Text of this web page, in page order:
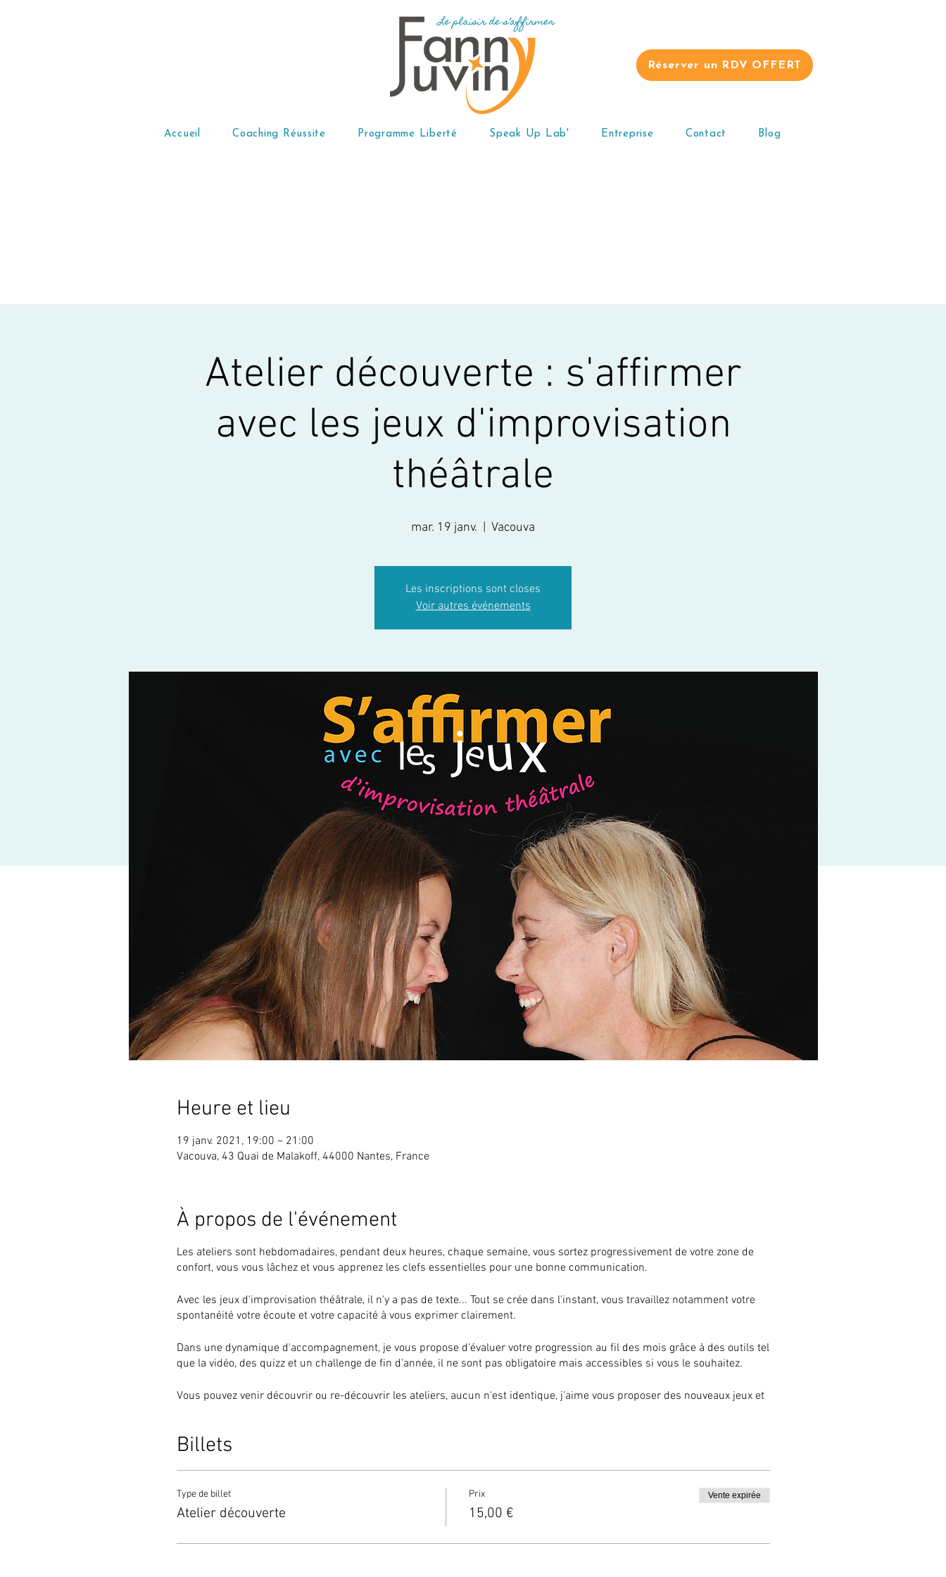
Réserver un RDV OFFERT
Accueil Coaching Réussite Programme Liberté Speak Up Lab' Entreprise Contact Blog
Atelier découverte : s'affirmer
avec les jeux d'improvisation
théâtrale
mar. 19 janv. Vacouva
Les inscriptions sont closes
Voir autres événements
Heure et lieu
19 janv. 2021, 19:00 – 21:00
Vacouva, 43 Quai de Malakoff, 44000 Nantes, France
À propos de l'événement
Les ateliers sont hebdomadaires, pendant deux heures, chaque semaine, vous sortez progressivement de votre zone de
confort, vous vous lâchez et vous apprenez les clefs essentielles pour une bonne communication.
Avec les jeux d'improvisation théâtrale, il n'y a pas de texte... Tout se crée dans l'instant, vous travaillez notamment votre
spontanéité votre écoute et votre capacité à vous exprimer clairement.
Dans une dynamique d'accompagnement, je vous propose d'évaluer votre progression au fil des mois grâce à des outils tel
que la vidéo, des quizz et un challenge de fin d'année, il ne sont pas obligatoire mais accessibles si vous le souhaitez.
Vous pouvez venir découvrir ou re-découvrir les ateliers, aucun n'est identique, j'aime vous proposer des nouveaux jeux et
Voici comment se déroule un atelier :
s'exprimer !
Dans un deuxième temps, on commence les exercices pour mettre en pratique et intégrer les notions choisies
Billets
Type de billet
Atelier découverte
Prix
15,00 €
Vente expirée